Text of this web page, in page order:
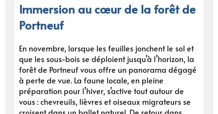
Immersion au cœur de la forêt de
Portneuf
En novembre, lorsque les feuilles jonchent le sol et
que les sous-bois se déploient jusqu’à l’horizon, la
forêt de Portneuf vous offre un panorama dégagé
à perte de vue. La faune locale, en pleine
préparation pour l’hiver, s’active tout autour de
vous : chevreuils, lièvres et oiseaux migrateurs se